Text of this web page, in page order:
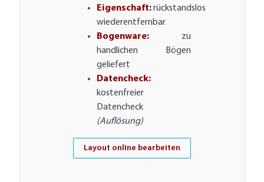
Eigenschaft:rückstandslos
wiederentfernbar
Bogenware:zu
handlichen Bögen
geliefert
Datencheck:
kostenfreier
Datencheck
(Auflösung)
Layout online bearbeiten